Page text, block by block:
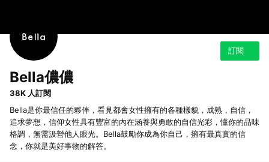
訂閱
Bella儂儂
38K 人訂閱
Bella是你最信任的夥伴，看見都會女性擁有的各種樣貌，成熟，自信，
追求夢想，信仰女性具有豐富的內在涵養與勇敢的自信光彩，懂你的品味
格調，無需汲營他人眼光。Bella鼓勵你成為你自己，擁有最真實的信
念，你就是美好事物的解答。